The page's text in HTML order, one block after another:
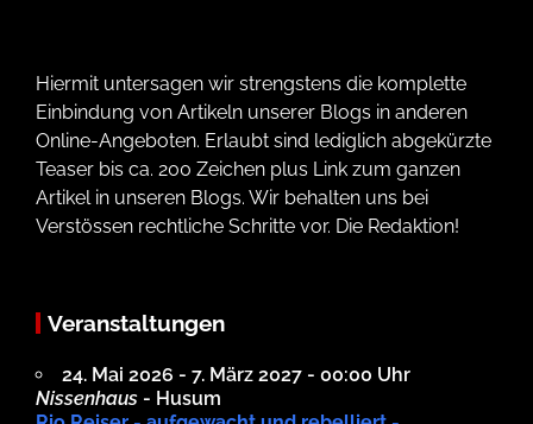
Hiermit untersagen wir strengstens die komplette
Einbindung von Artikeln unserer Blogs in anderen
Online-Angeboten. Erlaubt sind lediglich abgekürzte
Teaser bis ca. 200 Zeichen plus Link zum ganzen
Artikel in unseren Blogs. Wir behalten uns bei
Verstössen rechtliche Schritte vor. Die Redaktion!
Veranstaltungen
24. Mai 2026 - 7. März 2027 - 00:00 Uhr
Nissenhaus - Husum